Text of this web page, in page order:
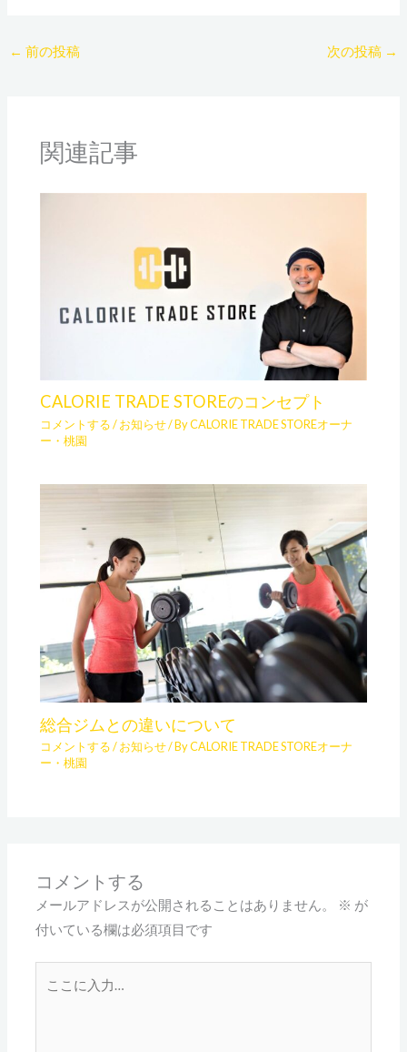
← 前の投稿 次の投稿 →
関連記事
CALORIE TRADE STOREのコンセプト
コメントする /お知らせ/ ByCALORIE TRADE STOREオーナ
ー・桃園
総合ジムとの違いについて
コメントする /お知らせ/ ByCALORIE TRADE STOREオーナ
ー・桃園
コメントする
メールアドレスが公開されることはありません。 ※ が
付いている欄は必須項目です